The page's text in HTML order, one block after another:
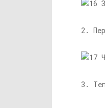
2.
3.